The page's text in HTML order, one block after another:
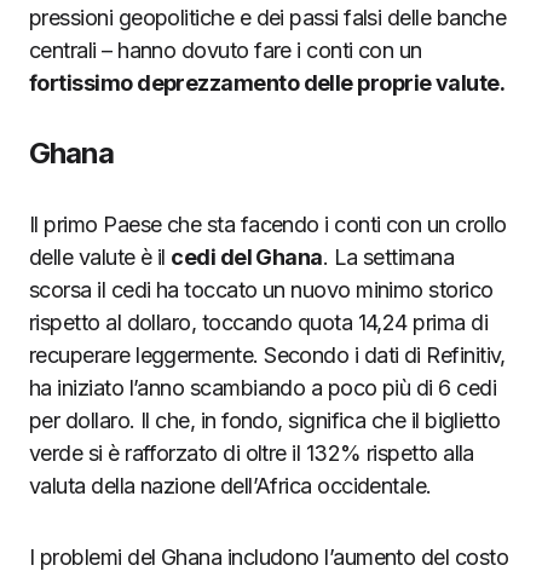
pressioni geopolitiche e dei passi falsi delle banche
centrali – hanno dovuto fare i conti con un
fortissimo deprezzamento delle proprie valute.
Ghana
Il primo Paese che sta facendo i conti con un crollo
delle valute è il cedi del Ghana. La settimana
scorsa il cedi ha toccato un nuovo minimo storico
rispetto al dollaro, toccando quota 14,24 prima di
recuperare leggermente. Secondo i dati di Refinitiv,
ha iniziato l’anno scambiando a poco più di 6 cedi
per dollaro. Il che, in fondo, significa che il biglietto
verde si è rafforzato di oltre il 132% rispetto alla
valuta della nazione dell’Africa occidentale.
I problemi del Ghana includono l’aumento del costo